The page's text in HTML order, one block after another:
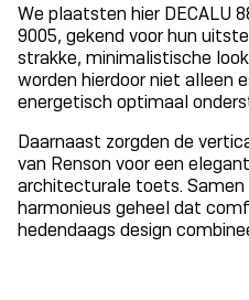
We plaatsten hier DECALU
9005, gekend voor hun
strakke, minimalistische
worden hierdoor niet alleen
energetisch optimaal
Daarnaast zorgden de
van Renson voor een
architecturale toets.
harmonieus geheel dat
hedendaags design